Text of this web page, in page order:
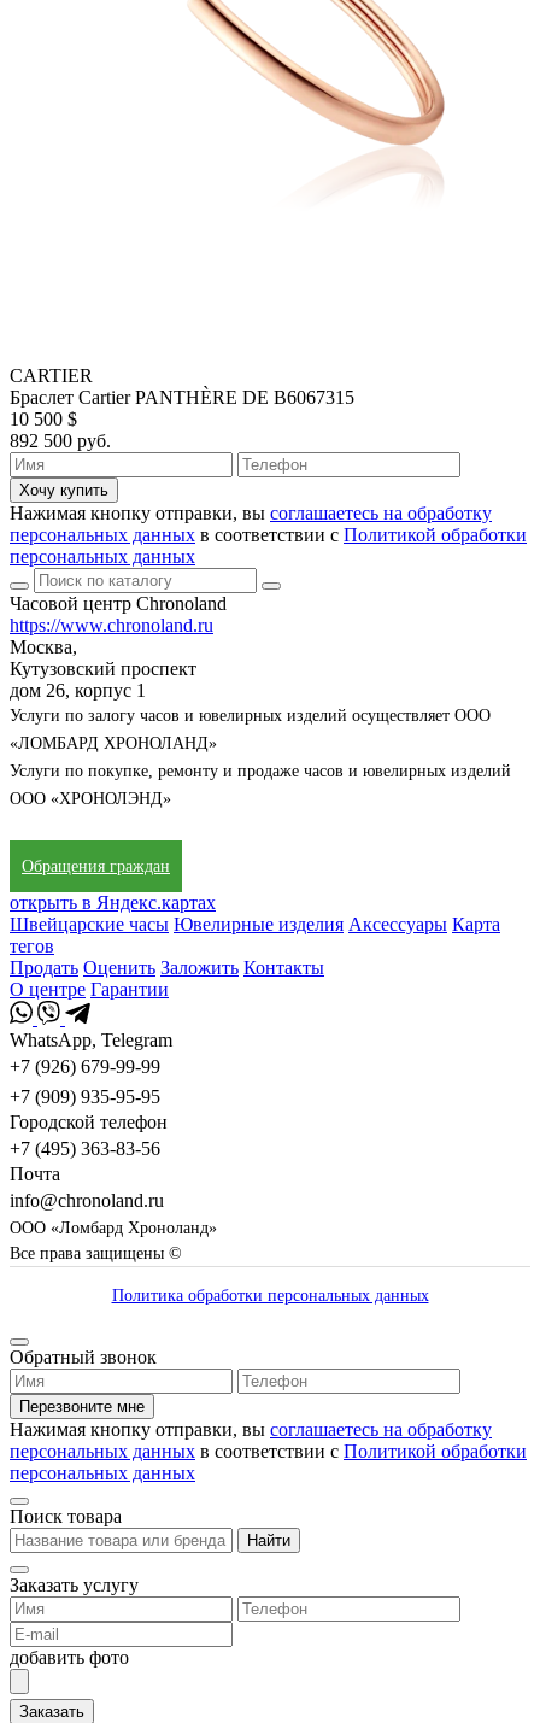
CARTIER
Браслет Cartier PANTHÈRE DE B6067315
10 500 $
892 500 руб.
Хочу купить
Нажимая кнопку отправки, вы соглашаетесь на обработку
персональных данных в соответствии с Политикой обработки
персональных данных
Часовой центр Chronoland
https://www.chronoland.ru
Москва,
Кутузовский проспект
дом 26, корпус 1
Услуги по залогу часов и ювелирных изделий осуществляет ООО
«ЛОМБАРД ХРОНОЛАНД»
Услуги по покупке, ремонту и продаже часов и ювелирных изделий
ООО «ХРОНОЛЭНД»
Обращения граждан
открыть в Яндекс.картах
Швейцарские часы Ювелирные изделия Аксессуары Карта
тегов
Продать Оценить Заложить Контакты
О центре Гарантии
WhatsApp, Telegram
+7 (926) 679-99-99
+7 (909) 935-95-95
Городской телефон
+7 (495) 363-83-56
Почта
info@chronoland.ru
ООО «Ломбард Хроноланд»
Все права защищены ©
Политика обработки персональных данных
Обратный звонок
Перезвоните мне
Нажимая кнопку отправки, вы соглашаетесь на обработку
персональных данных в соответствии с Политикой обработки
персональных данных
Поиск товара
Найти
Заказать услугу
добавить фото
Заказать